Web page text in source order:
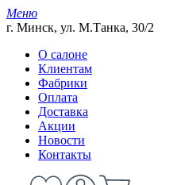
Меню
г. Минск, ул. М.Танка, 30/2
О салоне
Клиентам
Фабрики
Оплата
Доставка
Акции
Новости
Контакты